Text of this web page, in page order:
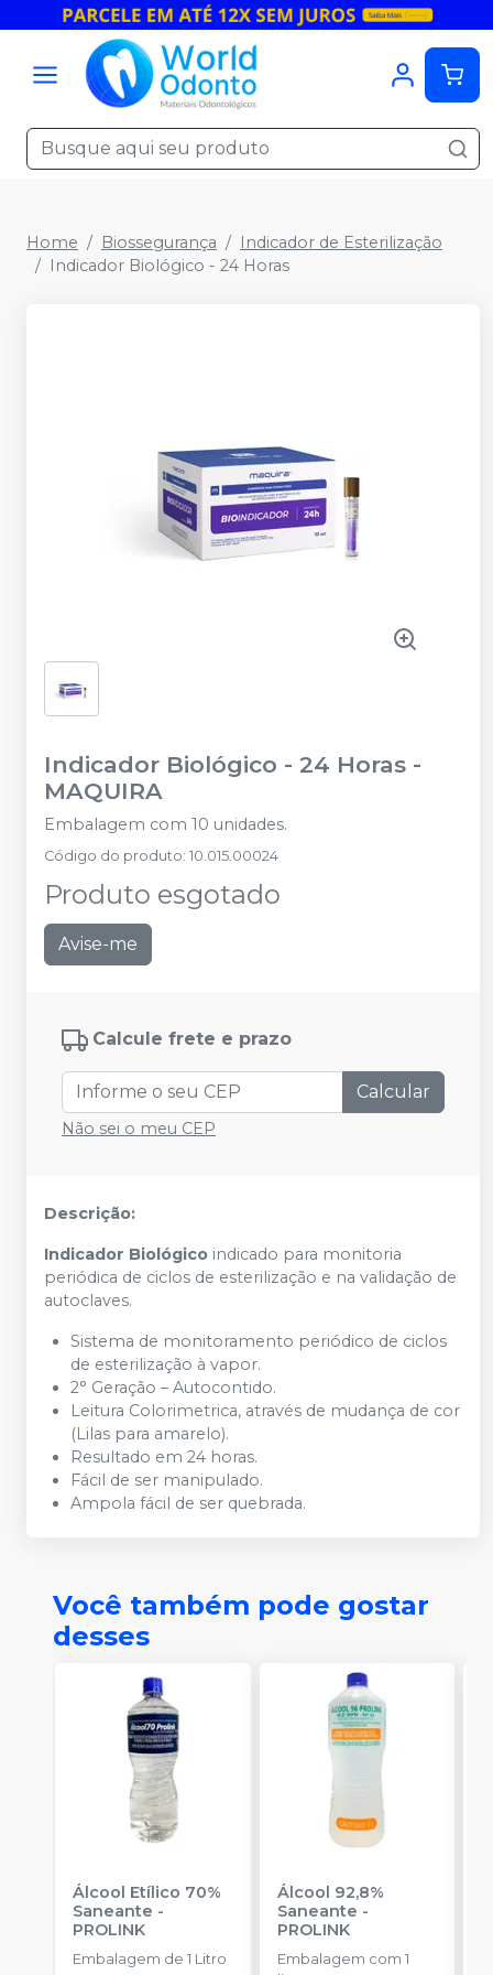
Home Biossegurança
Indicador de Esterilização
Indicador Biológico - 24 Horas
Indicador Biológico - 24 Horas -
MAQUIRA
Embalagem com 10 unidades.
Código do produto: 10.015.00024
Produto esgotado
Avise-me
Calcule frete e prazo
Calcular
Não sei o meu CEP
Descrição:
Indicador Biológico indicado para monitoria
periódica de ciclos de esterilização e na validação de
autoclaves.
Sistema de monitoramento periódico de ciclos
de esterilização à vapor.
2° Geração – Autocontido.
Leitura Colorimetrica, através de mudança de cor
(Lilas para amarelo).
Resultado em 24 horas.
Fácil de ser manipulado.
Ampola fácil de ser quebrada.
Você também pode gostar
desses
Álcool Etílico 70%
Saneante -
PROLINK
Embalagem de 1 Litro
Álcool 92,8%
Saneante -
PROLINK
Embalagem com 1